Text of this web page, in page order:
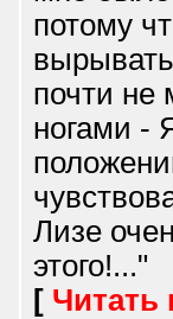
потому
почти не
ногами -
Лизе
этого!..."
[ Читать